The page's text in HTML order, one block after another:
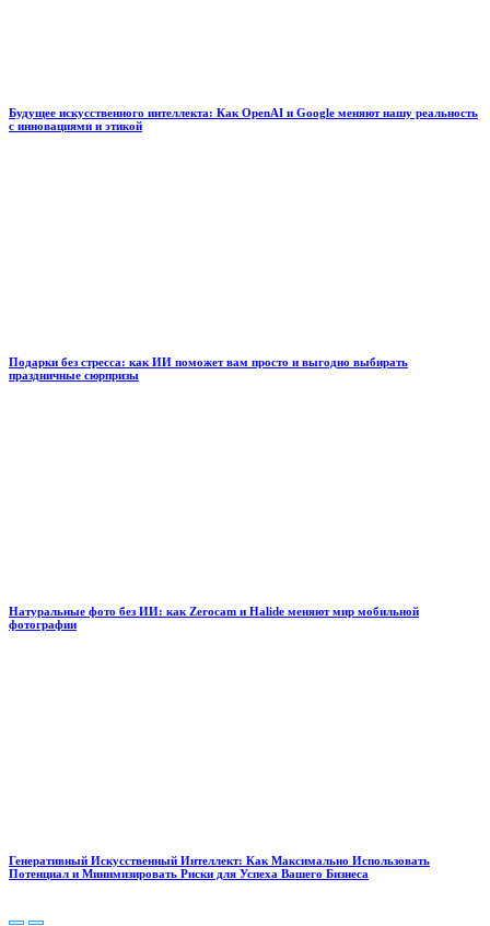
Будущее искусственного интеллекта: Как OpenAI и Google меняют нашу реальность
с инновациями и этикой
Подарки без стресса: как ИИ поможет вам просто и выгодно выбирать
праздничные сюрпризы
Натуральные фото без ИИ: как Zerocam и Halide меняют мир мобильной
фотографии
Генеративный Искусственный Интеллект: Как Максимально Использовать
Потенциал и Минимизировать Риски для Успеха Вашего Бизнеса